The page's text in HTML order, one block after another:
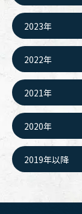
2023年
2022年
2021年
2020年
2019年以降